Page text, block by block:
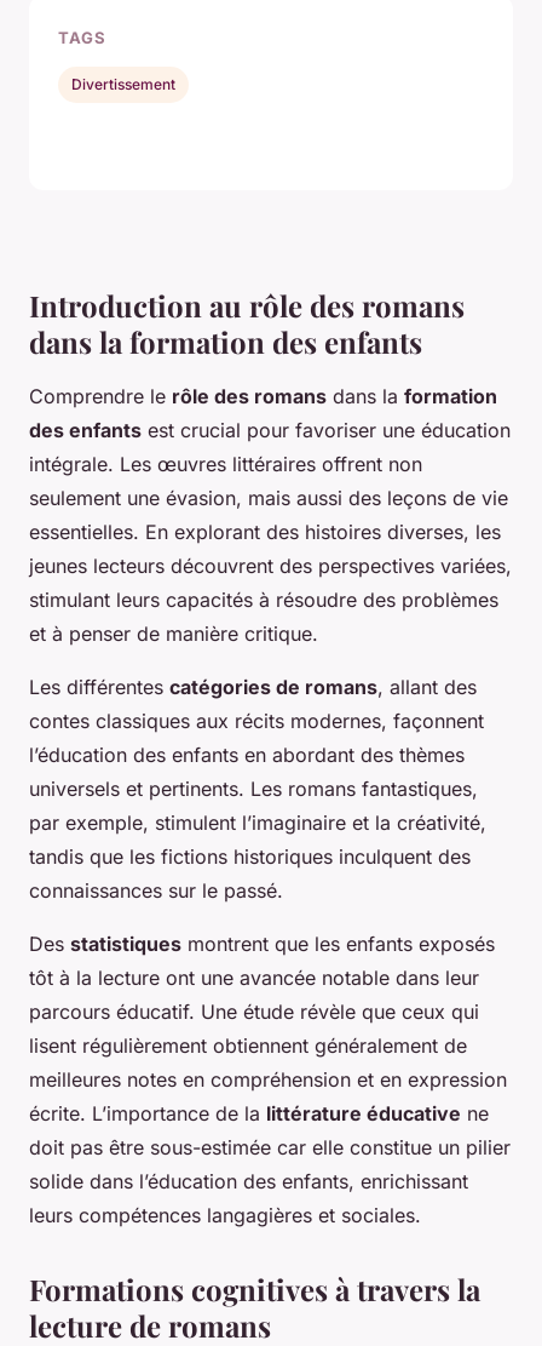
Introduction au rôle des romans
dans la formation des enfants
Comprendre le rôle des romans dans la formation
des enfants est crucial pour favoriser une éducation
intégrale. Les œuvres littéraires offrent non
seulement une évasion, mais aussi des leçons de vie
essentielles. En explorant des histoires diverses, les
jeunes lecteurs découvrent des perspectives variées,
stimulant leurs capacités à résoudre des problèmes
et à penser de manière critique.
Les différentes catégories de romans, allant des
contes classiques aux récits modernes, façonnent
l’éducation des enfants en abordant des thèmes
universels et pertinents. Les romans fantastiques,
par exemple, stimulent l’imaginaire et la créativité,
tandis que les fictions historiques inculquent des
connaissances sur le passé.
Des statistiques montrent que les enfants exposés
tôt à la lecture ont une avancée notable dans leur
parcours éducatif. Une étude révèle que ceux qui
lisent régulièrement obtiennent généralement de
meilleures notes en compréhension et en expression
écrite. L’importance de la littérature éducative ne
doit pas être sous-estimée car elle constitue un pilier
solide dans l’éducation des enfants, enrichissant
leurs compétences langagières et sociales.
Formations cognitives à travers la
lecture de romans
TAGS
Divertissement